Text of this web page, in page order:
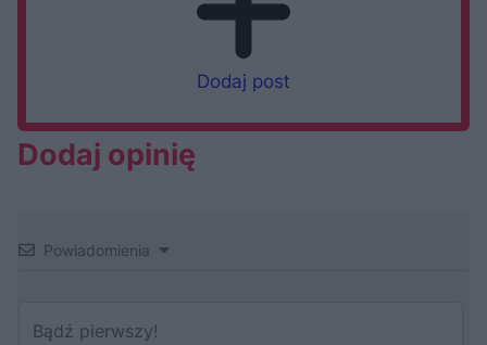
Dodaj post
Dodaj opinię
Powiadomienia